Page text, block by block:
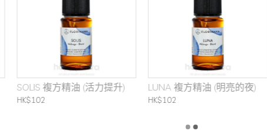
SOLIS 複方精油 (活力提升)
HK$102
LUNA 複方精油 (明亮的夜)
HK$102
LUNA 複方精油 (明亮的夜)
HK$102
RELAXARE 複方精油 (舒緩放
鬆)